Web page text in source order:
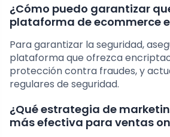
¿Cómo puedo garantizar
plataforma de ecommerce
Para garantizar la seguridad,
plataforma que ofrezca
protección contra fraudes, y
regulares de seguridad.
¿Qué estrategia de
más efectiva para ventas